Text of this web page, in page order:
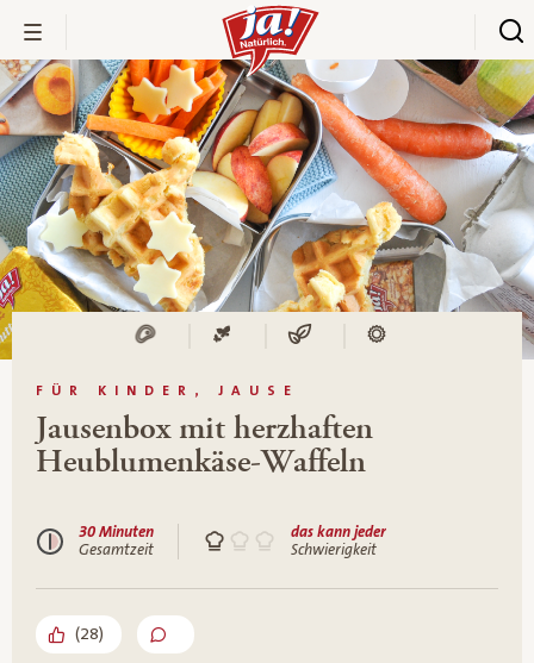
FÜR KINDER, JAUSE
Jausenbox mit herzhaften
Heublumenkäse-Waffeln
30 Minuten
Gesamtzeit
das kann jeder
Schwierigkeit
(28)